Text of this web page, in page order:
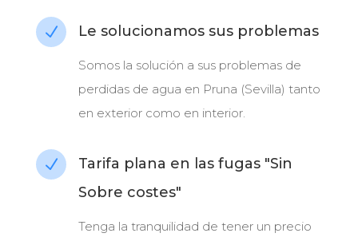
N Le solucionamos sus problemas
Somos la solución a sus problemas de
perdidas de agua en Pruna (Sevilla) tanto
en exterior como en interior.
N
Tarifa plana en las fugas "Sin
Sobre costes"
Tenga la tranquilidad de tener un precio